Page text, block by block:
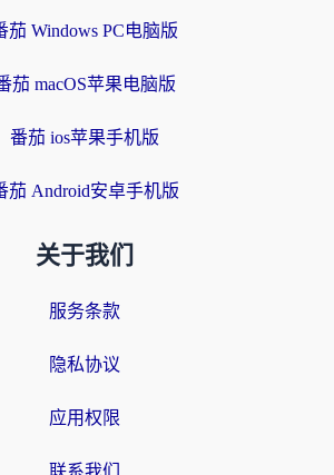
茄 Windows PC电脑版
茄 macOS苹果电脑版
番茄 ios苹果手机版
茄 Android安卓手机版
关于我们
服务条款
隐私协议
应用权限